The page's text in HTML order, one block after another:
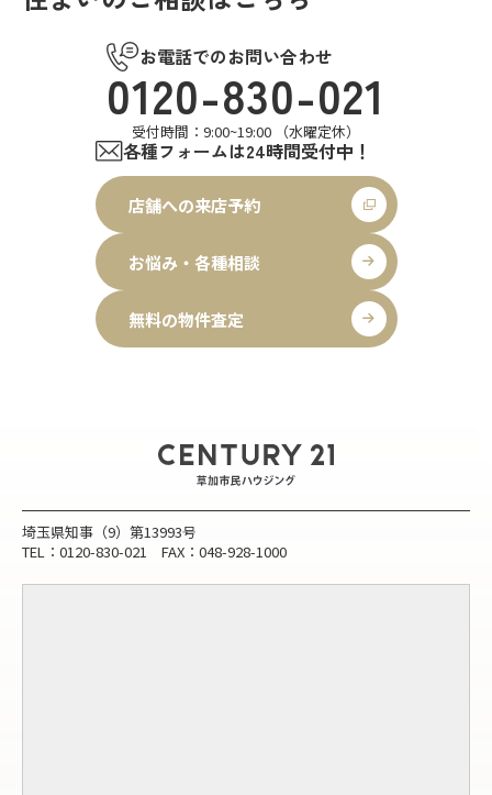
お電話でのお問い合わせ
0120-830-021
受付時間：9:00~19:00 （水曜定休）
各種フォームは24時間受付中！
店舗への来店予約
お悩み・各種相談
無料の物件査定
埼玉県知事（9）第13993号
TEL：0120-830-021 FAX：048-928-1000